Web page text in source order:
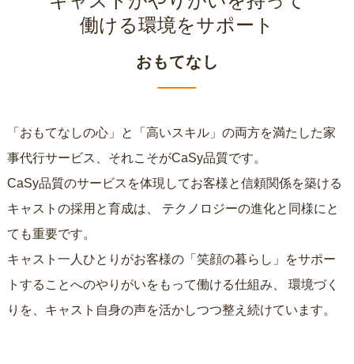
働ける環境をサポート
おもてなし
「おもてなしの心」と「高いスキル」の両方を満たした家
事代行サービス、それこそがCaSy品質です。
CaSy品質のサービスを体現してお客様と信頼関係を築ける
キャストの採用と育成は、
ても重要です。
キャスト一人ひとりがお客様の「笑顔の暮らし」をサポー
トすることへのやりがいをもって働ける仕組み、
りを、キャスト自身の声を活かしつつ整え続けています。